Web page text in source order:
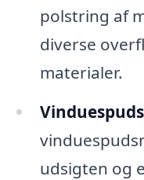
polstring af
diverse
materialer.
udsigten og